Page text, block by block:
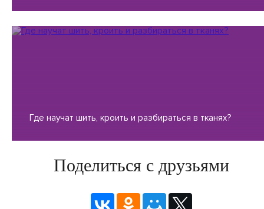
Где научат шить, кроить и разбираться в тканях?
Поделиться с друзьями